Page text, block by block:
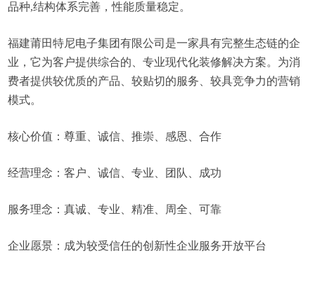
品种,结构体系完善，性能质量稳定。
福建莆田特尼电子集团有限公司是一家具有完整生态链的企
业，它为客户提供综合的、专业现代化装修解决方案。为消
费者提供较优质的产品、较贴切的服务、较具竞争力的营销
模式。
核心价值：尊重、诚信、推崇、感恩、合作
经营理念：客户、诚信、专业、团队、成功
服务理念：真诚、专业、精准、周全、可靠
企业愿景：成为较受信任的创新性企业服务开放平台